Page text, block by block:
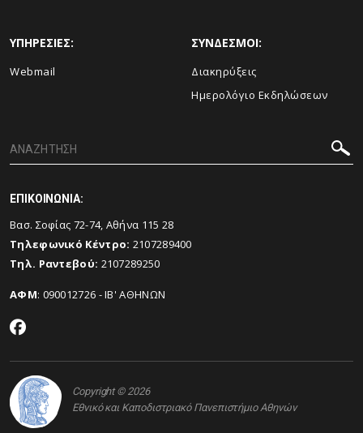
ΥΠΗΡΕΣΙΕΣ:
Webmail
ΣΥΝΔΕΣΜΟΙ:
Διακηρύξεις
Ημερολόγιο Εκδηλώσεων
ΕΠΙΚΟΙΝΩΝΙΑ:
Βασ. Σοφίας 72-74, Αθήνα 115 28
Τηλεφωνικό Κέντρο: 2107289400
Τηλ. Ραντεβού: 2107289250
ΑΦΜ: 090012726 - ΙΒ' ΑΘΗΝΩΝ
Copyright © 2026
Εθνικό και Καποδιστριακό Πανεπιστήμιο Αθηνών